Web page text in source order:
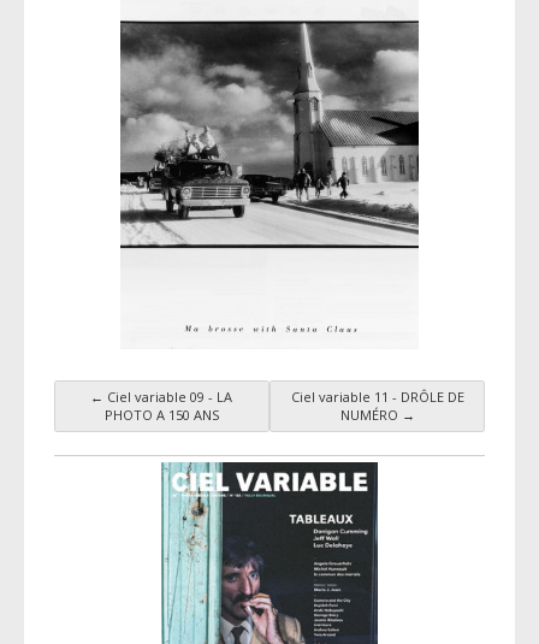
Navigation par taxonomie
← Ciel variable 09 - LA
PHOTO A 150 ANS
Ciel variable 11 - DRÔLE DE
NUMÉRO →